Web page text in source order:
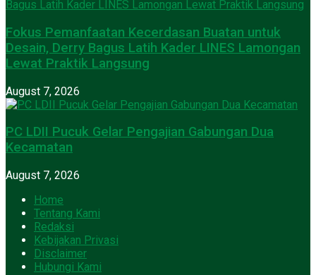
Fokus Pemanfaatan Kecerdasan Buatan untuk
Desain, Derry Bagus Latih Kader LINES Lamongan
Lewat Praktik Langsung
August 7, 2026
PC LDII Pucuk Gelar Pengajian Gabungan Dua
Kecamatan
August 7, 2026
Home
Tentang Kami
Redaksi
Kebijakan Privasi
Disclaimer
Hubungi Kami